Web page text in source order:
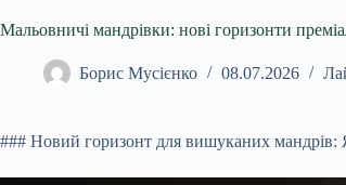
Мальовничі мандрівки: нові горизонти
Борис Мусієнко 08.07.2026
### Новий горизонт для вишуканих мандрів: